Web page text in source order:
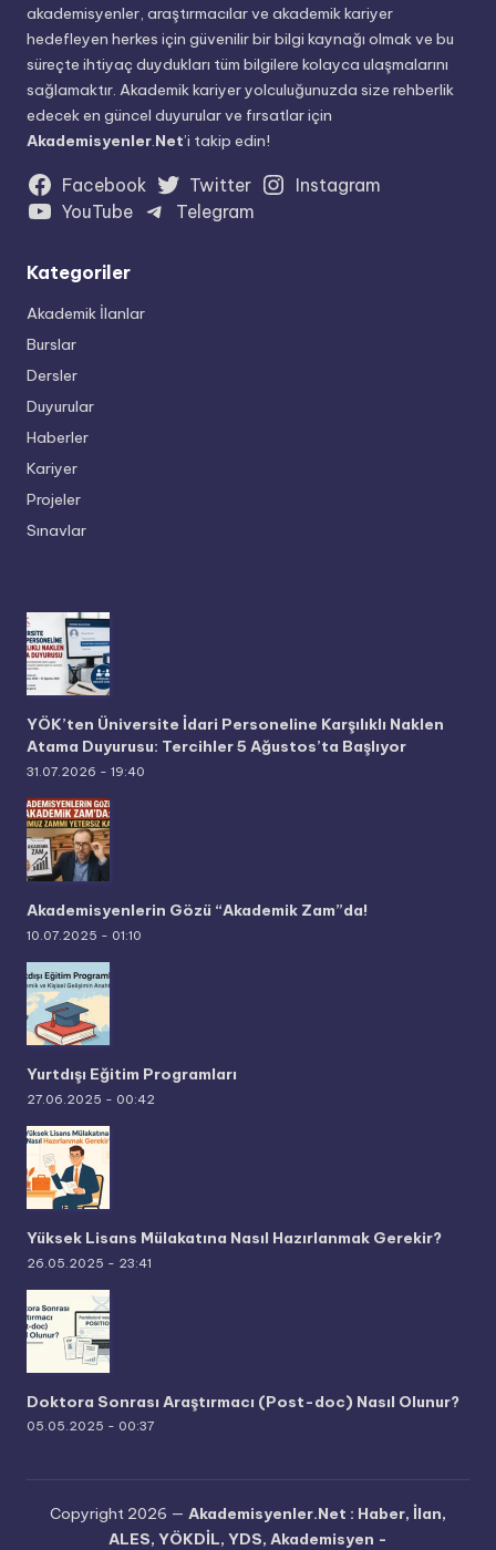
akademisyenler, araştırmacılar ve akademik kariyer
hedefleyen herkes için güvenilir bir bilgi kaynağı olmak ve bu
süreçte ihtiyaç duydukları tüm bilgilere kolayca ulaşmalarını
sağlamaktır. Akademik kariyer yolculuğunuzda size rehberlik
edecek en güncel duyurular ve fırsatlar için
Akademisyenler.Net’i takip edin!
Facebook Twitter
Instagram
YouTube
Telegram
Kategoriler
Akademik İlanlar
Burslar
Dersler
Duyurular
Haberler
Kariyer
Projeler
Sınavlar
YÖK’ten Üniversite İdari Personeline Karşılıklı Naklen
Atama Duyurusu: Tercihler 5 Ağustos’ta Başlıyor
31.07.2026 - 19:40
Akademisyenlerin Gözü “Akademik Zam”da!
10.07.2025 - 01:10
Yurtdışı Eğitim Programları
27.06.2025 - 00:42
Yüksek Lisans Mülakatına Nasıl Hazırlanmak Gerekir?
26.05.2025 - 23:41
Doktora Sonrası Araştırmacı (Post-doc) Nasıl Olunur?
05.05.2025 - 00:37
Copyright 2026 — Akademisyenler.Net : Haber, İlan,
ALES, YÖKDİL, YDS, Akademisyen -